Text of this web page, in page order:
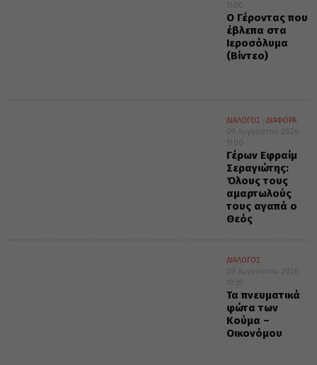
11:00
Ο Γέροντας που
έβλεπα στα
Ιεροσόλυμα
(Βίντεο)
ΔΙΑΛΟΓΟΣ
ΔΙΑΦΟΡΑ
09 Αυγούστου 2026
11:00
Γέρων Εφραίμ
Σεραγιώτης:
Όλους τους
αμαρτωλούς
τους αγαπά ο
Θεός
ΔΙΑΛΟΓΟΣ
09 Αυγούστου 2026
10:59
Τα πνευματικά
φώτα των
Κούμα –
Οικονόμου